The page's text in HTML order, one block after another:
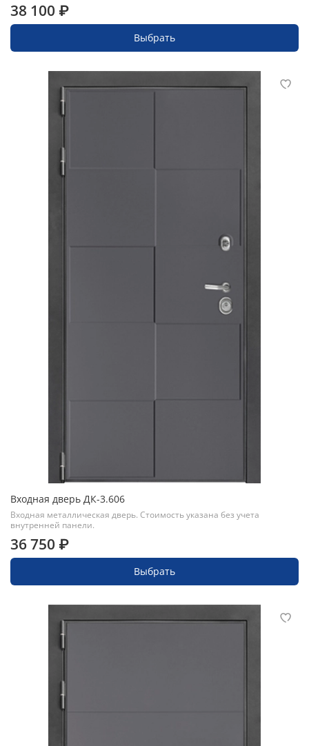
38 100 ₽
Выбрать
Входная дверь ДК-3.606
Входная металлическая дверь. Стоимость указана без учета
внутренней панели.
36 750 ₽
Выбрать